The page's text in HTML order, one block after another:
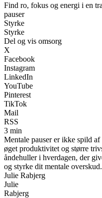
Find ro, fokus og energi i en
pauser
Styrke
Styrke
Del og vis omsorg
X
Facebook
Instagram
LinkedIn
YouTube
Pinterest
TikTok
Mail
RSS
3 min
Mentale pauser er ikke spild
øget produktivitet og større
åndehuller i hverdagen, der
og styrke dit mentale overskud.
Julie Rabjerg
Julie
Rabjerg